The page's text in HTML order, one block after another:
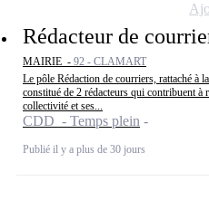
Rédacteur de
MAIRIE - 92 - CLAMART
Le pôle Rédaction de courriers, rattaché à
constitué de 2 rédacteurs qui contribuent à
collectivité et ses...
CDD - Temps plein
Publié il y a plus de 30 jours